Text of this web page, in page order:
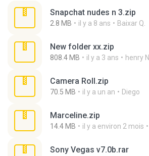
Snapchat nudes n 3.zip
2.8 MB il y a 8 ans Baixar Q.
New folder xx.zip
808.4 MB il y a 3 ans henry N.
Camera Roll.zip
70.5 MB il y a un an Diego
Marceline.zip
14.4 MB il y a environ 2 mois
Sony Vegas v7.0b.rar